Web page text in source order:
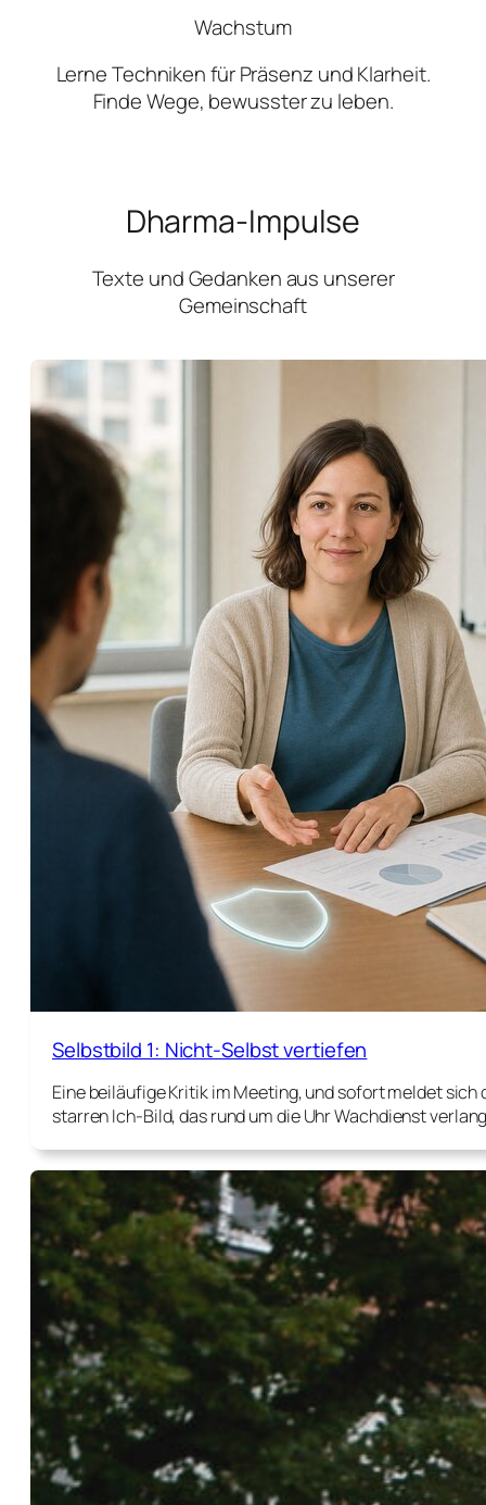
Wachstum
Lerne Techniken für Präsenz und Klarheit.
Finde Wege, bewusster zu leben.
Dharma-Impulse
Texte und Gedanken aus unserer
Gemeinschaft
Selbstbild 1: Nicht-Selbst vertiefen
Eine beiläufige Kritik im Meeting, und sofort meldet
starren Ich-Bild, das rund um die Uhr Wachdienst